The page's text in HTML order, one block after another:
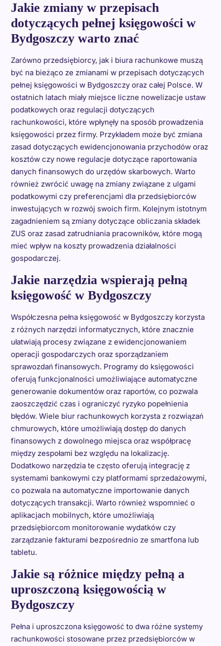
Jakie zmiany w przepisach
dotyczących pełnej księgowości w
Bydgoszczy warto znać
Zarówno przedsiębiorcy, jak i biura rachunkowe muszą
być na bieżąco ze zmianami w przepisach dotyczących
pełnej księgowości w Bydgoszczy oraz całej Polsce. W
ostatnich latach miały miejsce liczne nowelizacje ustaw
podatkowych oraz regulacji dotyczących
rachunkowości, które wpłynęły na sposób prowadzenia
księgowości przez firmy. Przykładem może być zmiana
zasad dotyczących ewidencjonowania przychodów oraz
kosztów czy nowe regulacje dotyczące raportowania
danych finansowych do urzędów skarbowych. Warto
również zwrócić uwagę na zmiany związane z ulgami
podatkowymi czy preferencjami dla przedsiębiorców
inwestujących w rozwój swoich firm. Kolejnym istotnym
zagadnieniem są zmiany dotyczące obliczania składek
ZUS oraz zasad zatrudniania pracowników, które mogą
mieć wpływ na koszty prowadzenia działalności
gospodarczej.
Jakie narzędzia wspierają pełną
księgowość w Bydgoszczy
Współczesna pełna księgowość w Bydgoszczy korzysta
z różnych narzędzi informatycznych, które znacznie
ułatwiają procesy związane z ewidencjonowaniem
operacji gospodarczych oraz sporządzaniem
sprawozdań finansowych. Programy do księgowości
oferują funkcjonalności umożliwiające automatyczne
generowanie dokumentów oraz raportów, co pozwala
zaoszczędzić czas i ograniczyć ryzyko popełnienia
błędów. Wiele biur rachunkowych korzysta z rozwiązań
chmurowych, które umożliwiają dostęp do danych
finansowych z dowolnego miejsca oraz współpracę
między zespołami bez względu na lokalizację.
Dodatkowo narzędzia te często oferują integrację z
systemami bankowymi czy platformami sprzedażowymi,
co pozwala na automatyczne importowanie danych
dotyczących transakcji. Warto również wspomnieć o
aplikacjach mobilnych, które umożliwiają
przedsiębiorcom monitorowanie wydatków czy
zarządzanie fakturami bezpośrednio ze smartfona lub
tabletu.
Jakie są różnice między pełną a
uproszczoną księgowością w
Bydgoszczy
Pełna i uproszczona księgowość to dwa różne systemy
rachunkowości stosowane przez przedsiębiorców w